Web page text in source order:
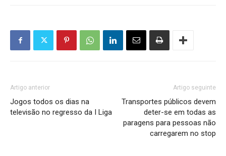
Artigo anterior
Jogos todos os dias na
televisão no regresso da I Liga
Artigo seguinte
Transportes públicos devem
deter-se em todas as
paragens para pessoas não
carregarem no stop